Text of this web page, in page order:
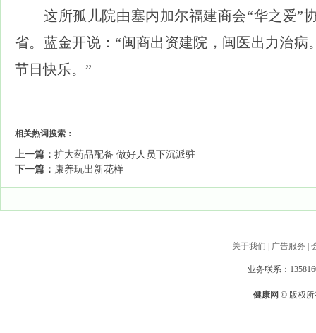
这所孤儿院由塞内加尔福建商会“华之爱”
省。蓝金开说：“闽商出资建院，闽医出力治
节日快乐。”
相关热词搜索：
上一篇： 扩大药品配备 做好人员下沉派驻
下一篇： 康养玩出新花样
关于我们 广告服务
业务联系：
健康网 © 版权所